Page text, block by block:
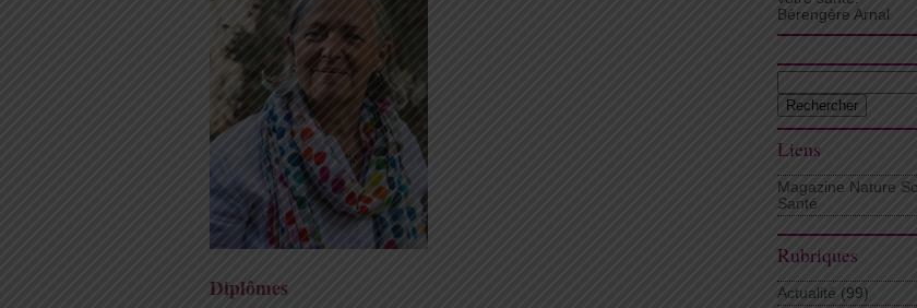
Diplômes
Bérengère Arnal
Liens
Magazine Nature
Santé
Rubriques
Actualité (99)